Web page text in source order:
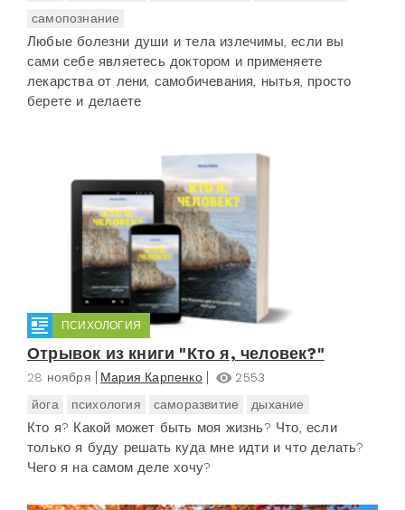
самопознание
Любые болезни души и тела излечимы, если вы
сами себе являетесь доктором и применяете
лекарства от лени, самобичевания, нытья, просто
берете и делаете
ПСИХОЛОГИЯ
Отрывок из книги "Кто я, человек?"
28 ноября Мария Карпенко
2553
йога
психология саморазвитие дыхание
Кто я? Какой может быть моя жизнь? Что, если
только я буду решать куда мне идти и что делать?
Чего я на самом деле хочу?